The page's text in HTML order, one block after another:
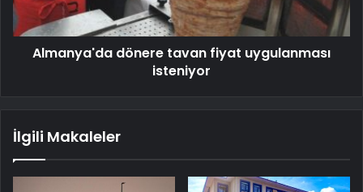
Almanya'da dönere tavan fiyat uygulanması
isteniyor
İlgili Makaleler